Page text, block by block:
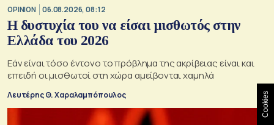
OPINION 06.08.2026, 08:12
Η δυστυχία του να είσαι μισθωτός στην
Ελλάδα του 2026
Εάν είναι τόσο έντονο το πρόβλημα της ακρίβειας είναι και
επειδή οι μισθωτοί στη χώρα αμείβονται χαμηλά
Λευτέρης Θ. Χαραλαμπόπουλος Cookies